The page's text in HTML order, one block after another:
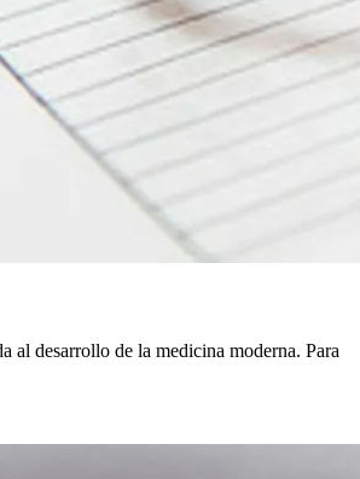
al desarrollo de la medicina moderna. Para